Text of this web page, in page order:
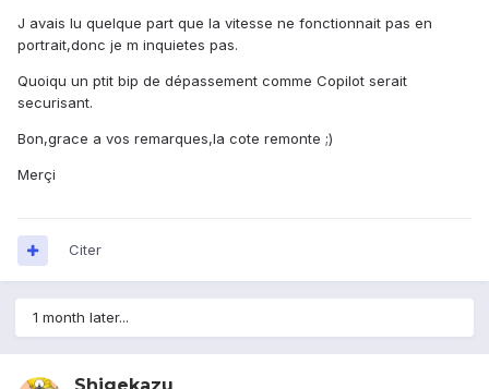
J avais lu quelque part que la vitesse ne fonctionnait pas en
portrait,donc je m inquietes pas.
Quoiqu un ptit bip de dépassement comme Copilot serait
securisant.
Bon,grace a vos remarques,la cote remonte ;)
Merçi
Citer
1 month later...